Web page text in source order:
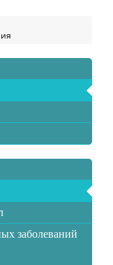
заболеваний